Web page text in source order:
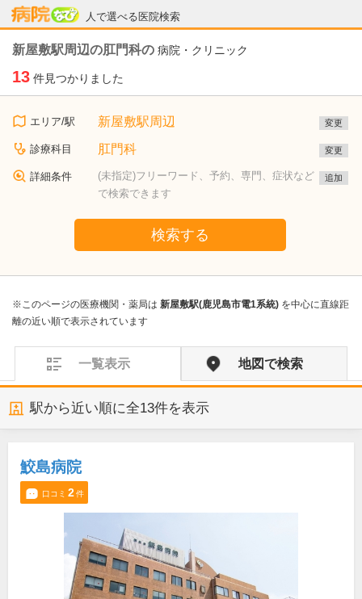
人で選べる医院検索
病院なび
新屋敷駅周辺の肛門科の 病院・クリニック
13 件見つかりました
エリア/駅 新屋敷駅周辺 変更
診療科目 肛門科 変更
詳細条件
(未指定)フリーワード、予約、専門、症状など
で検索できます
追加
検索する
※このページの医療機関・薬局は 新屋敷駅(鹿児島市電1系統) を中心に直線距
離の近い順で表示されています
一覧表示 地図で検索
駅から近い順に全13件を表示
鮫島病院
口コミ 2件